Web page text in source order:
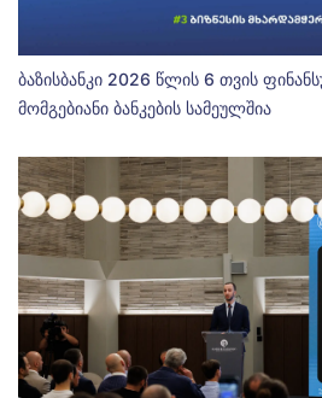
ბაზისბანკი 2026 წლის 6 თვის
მომგებიანი ბანკების სამეულშია